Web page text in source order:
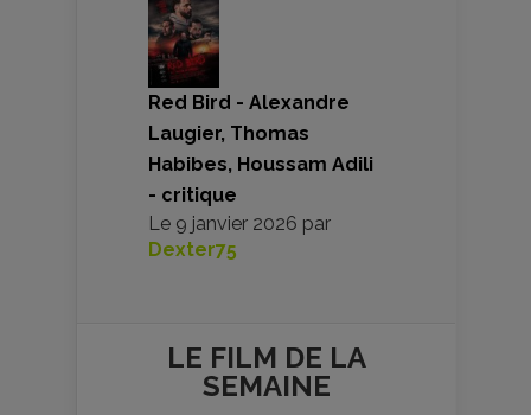
Red Bird - Alexandre
Laugier, Thomas
Habibes, Houssam Adili
- critique
Le 9 janvier 2026 par
Dexter75
LE FILM DE LA
SEMAINE